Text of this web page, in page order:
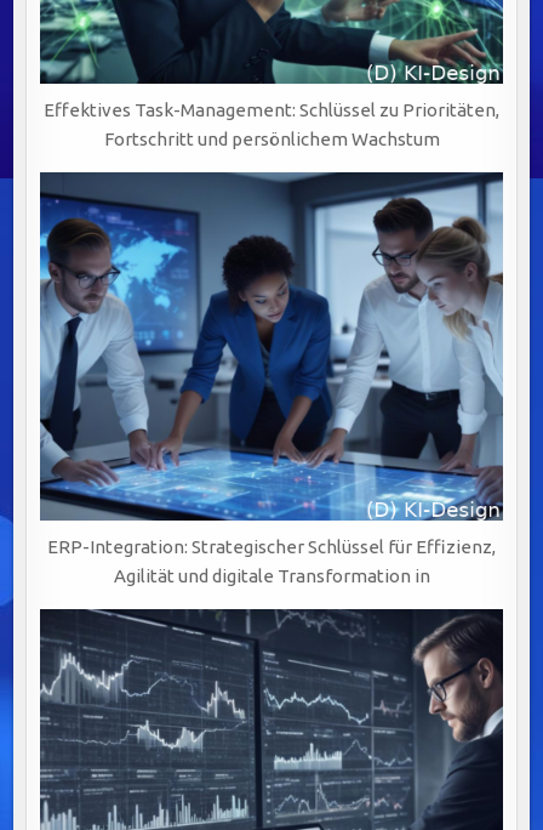
Effektives Task-Management: Schlüssel zu Prioritäten,
Fortschritt und persönlichem Wachstum
ERP-Integration: Strategischer Schlüssel für Effizienz,
Agilität und digitale Transformation in